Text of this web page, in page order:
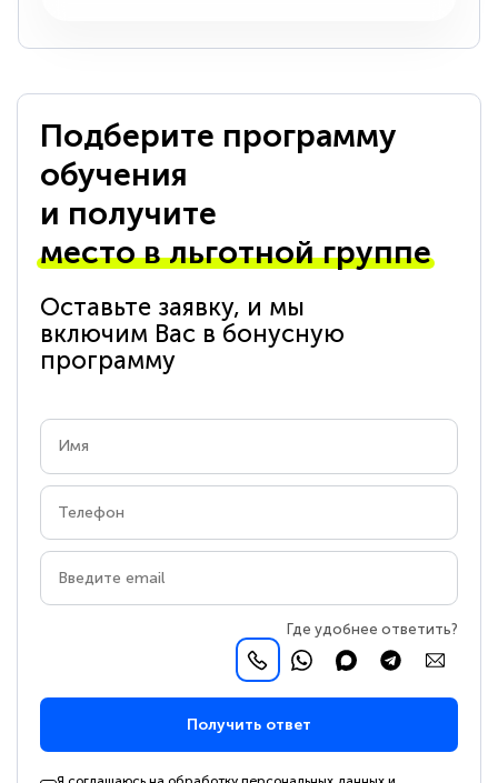
Подберите программу
обучения
и получите
место в льготной группе
Оставьте заявку, и мы
включим Вас в бонусную
программу
Где удобнее ответить?
Получить ответ